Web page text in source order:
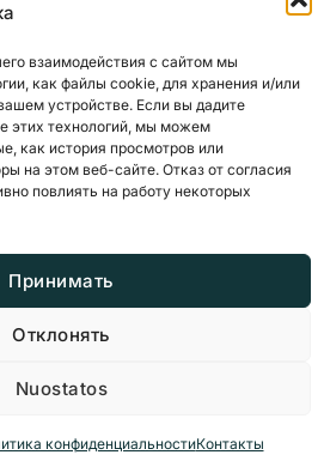
взаимодействия с сайтом мы
как файлы cookie, для хранения и/или
устройстве. Если вы дадите
этих технологий, мы можем
как история просмотров или
на этом веб-сайте. Отказ от согласия
повлиять на работу некоторых
Принимать
Отклонять
Nuostatos
конфиденциальностиКонтакты